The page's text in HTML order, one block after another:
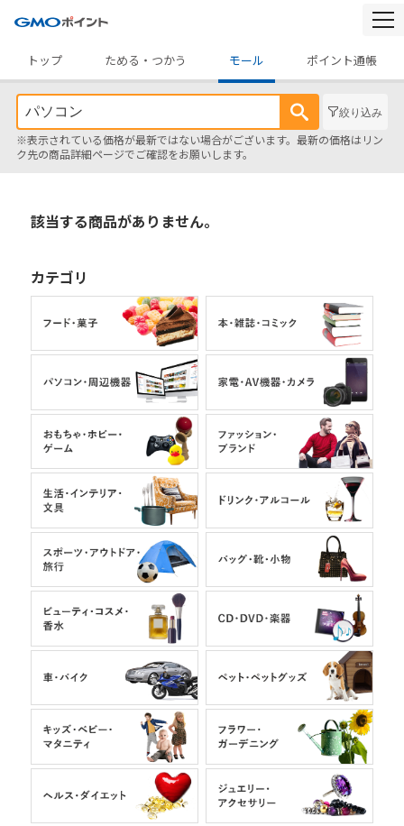
トップ
ためる・つかう モール ポイント通帳
絞り込み
※表示されている価格が最新ではない場合がございます。最新の価格はリン
ク先の商品詳細ページでご確認をお願いします。
該当する商品がありません。
カテゴリ